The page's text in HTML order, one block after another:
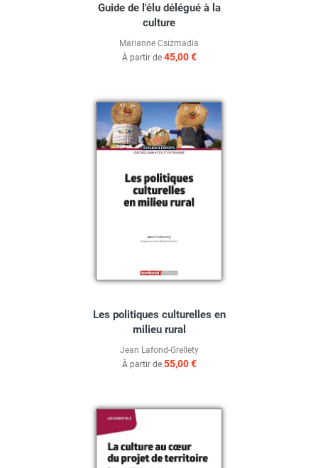
Guide de l'élu délégué à la
culture
Marianne Csizmadia
À partir de 45,00 €
Les politiques culturelles en
milieu rural
Jean Lafond-Grellety
À partir de 55,00 €